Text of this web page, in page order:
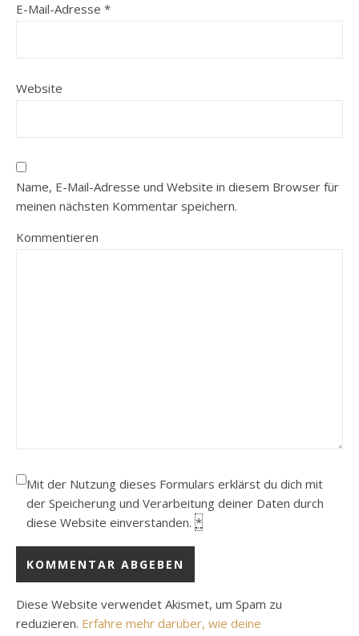
E-Mail-Adresse *
Website
Name, E-Mail-Adresse und Website in diesem Browser für
meinen nächsten Kommentar speichern.
Kommentieren
Mit der Nutzung dieses Formulars erklärst du dich mit
der Speicherung und Verarbeitung deiner Daten durch
diese Website einverstanden. *
Diese Website verwendet Akismet, um Spam zu
reduzieren. Erfahre mehr darüber, wie deine